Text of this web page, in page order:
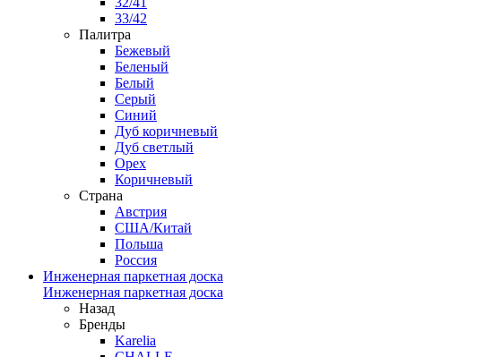
33/42
Палитра
Бежевый
Беленый
Белый
Серый
Синий
Дуб коричневый
Дуб светлый
Орех
Коричневый
Страна
Австрия
США/Китай
Польша
Россия
Инженерная паркетная доска
Инженерная паркетная доска
Назад
Бренды
Karelia